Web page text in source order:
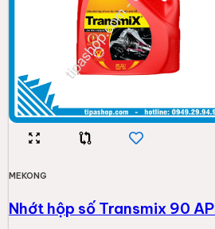
MEKONG
Nhớt hộp số Transmix 90